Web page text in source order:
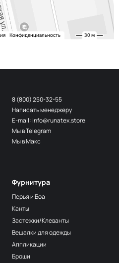
ЗГ074
ЗГ072
ЗГ071
ЗГ070
ЗГ009
Фурнитура
Перья и Боа
Канты
Застежки/Клеванты
Вешалки для одежды
Аппликации
Броши
8 (800) 250-32-55
Написать менеджеру
E-mail: info@runatex.store
Мы в Telegram
Мы в Макс